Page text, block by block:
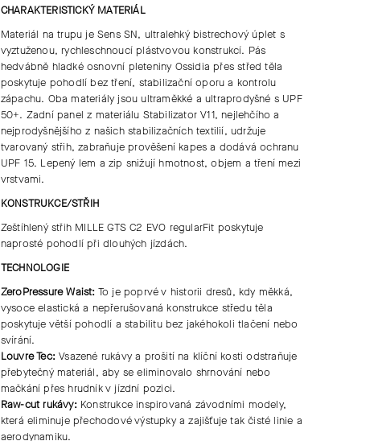
CHARAKTERISTICKÝ MATERIÁL
Materiál na trupu je Sens SN, ultralehký bistrechový úplet s
vyztuženou, rychleschnoucí plástvovou konstrukcí. Pás
hedvábně hladké osnovní pleteniny Ossidia přes střed těla
poskytuje pohodlí bez tření, stabilizační oporu a kontrolu
zápachu. Oba materiály jsou ultraměkké a ultraprodyšné s UPF
50+. Zadní panel z materiálu Stabilizator V11, nejlehčího a
nejprodyšnějšího z našich stabilizačních textilií, udržuje
tvarovaný střih, zabraňuje prověšení kapes a dodává ochranu
UPF 15. Lepený lem a zip snižují hmotnost, objem a tření mezi
vrstvami.
KONSTRUKCE/STŘIH
Zeštíhlený střih MILLE GTS C2 EVO regularFit poskytuje
naprosté pohodlí při dlouhých jízdách.
TECHNOLOGIE
ZeroPressure Waist: To je poprvé v historii dresů, kdy měkká,
vysoce elastická a nepřerušovaná konstrukce středu těla
poskytuje větší pohodlí a stabilitu bez jakéhokoli tlačení nebo
svírání.
Louvre Tec: Vsazené rukávy a prošití na klíční kosti odstraňuje
přebytečný materiál, aby se eliminovalo shrnování nebo
mačkání přes hrudník v jízdní pozici.
Raw-cut rukávy:Konstrukce inspirovaná závodními modely,
která eliminuje přechodové výstupky a zajišťuje tak čisté linie a
aerodynamiku.